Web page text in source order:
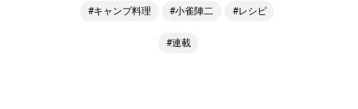
キャンプ料理 小雀陣二 レシピ
連載